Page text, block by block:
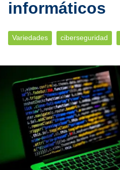
informáticos
Variedades ciberseguridad